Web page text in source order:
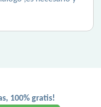
100% gratis!